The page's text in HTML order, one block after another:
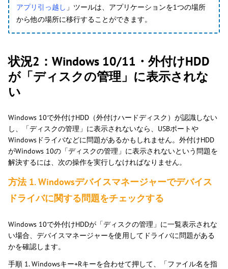
アプリ引っ越し 」ツールは、アプリケーションを1つの場所
から他の場所に移行することができます。
状況2：Windows 10/11・外付けHDD
が「ディスクの管理」に表示されな
い
Windows 10で外付けHDD（外付けハードディスク）が認識しない
し、「ディスクの管理」に表示されないなら、USBポートや
Windowsドライバなどに問題があるかもしれません。外付けHDD
がWindows 10の「ディスクの管理」に表示されないという問題を
解決するには、次の操作を実行しなければなりません。
方法 1. Windowsデバイスマネージャーでデバイス
ドライバに関する問題をチェックする
Windows 10で外付けHDDが「ディスクの管理」に一覧表示されな
い場合、デバイスマネージャーを使用してドライバに問題がある
かを確認します。
手順 1. Windowsキー+Rキーを合わせて押して、「ファイル名を指